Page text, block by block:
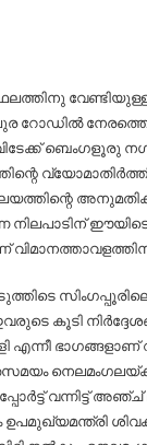
റോഡില്‍
ബെംഗളൂരു
കൂടി
ഭാഗങ്ങളാണ്
വന്നിട്ട്